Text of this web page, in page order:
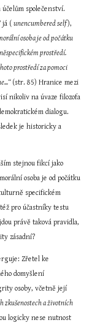
společenství.
já ( unencumbered self ),
osoba je od počátku
prostředí.
prostředí za pomoci
(str. 85) Hranice mezi
nikoliv na úvaze filozofa
dialogu.
je historicky a
stejnou fikcí jako
osoba je od počátku
specifickém
pro účastníky testu
právě taková pravidla,
zásadní?
Zřetel ke
domyšlení
osoby, včetně její
zkušenostech a životních
logicky nese nutnost